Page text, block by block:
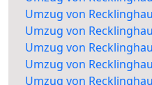
Umzug von
Umzug von
Umzug von
Umzug von
Umzug von